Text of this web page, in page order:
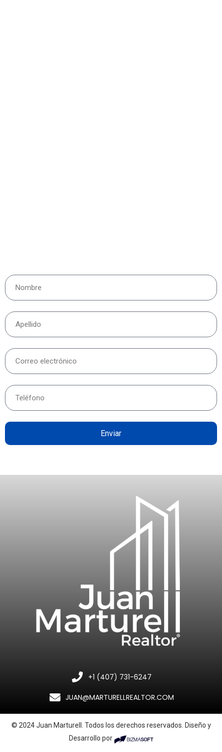
Enviar
+1 (407) 731-6247
JUAN@MARTURELLREALTOR.COM
© 2024 Juan Marturell. Todos los derechos reservados. Diseño y
Desarrollo por